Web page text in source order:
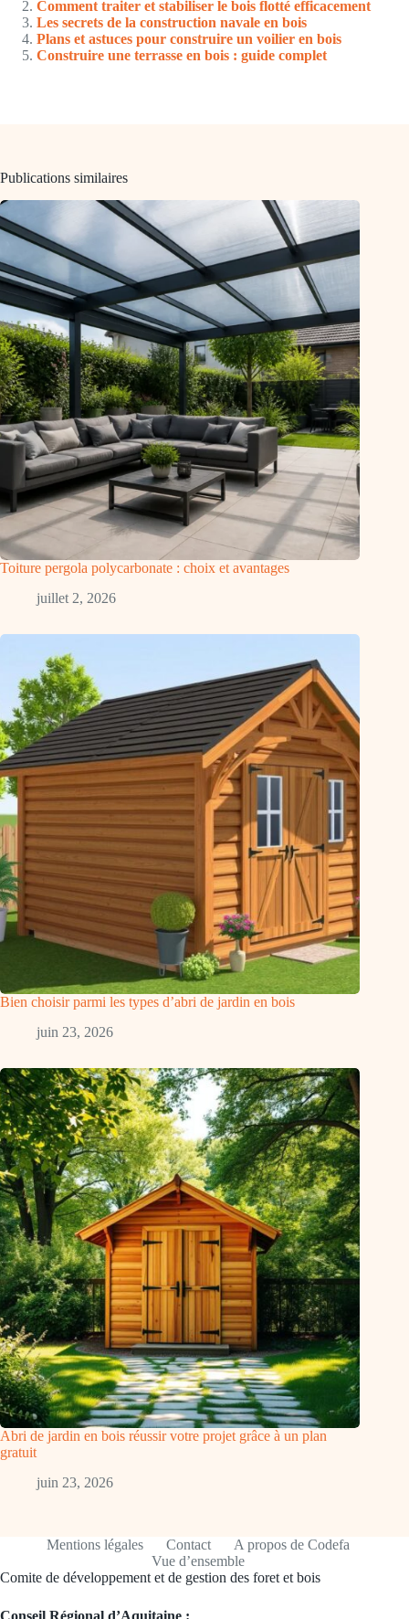
Comment traiter et stabiliser le bois flotté efficacement
Les secrets de la construction navale en bois
Plans et astuces pour construire un voilier en bois
Construire une terrasse en bois : guide complet
Publications similaires
Toiture pergola polycarbonate : choix et avantages
juillet 2, 2026
Bien choisir parmi les types d’abri de jardin en bois
juin 23, 2026
Abri de jardin en bois réussir votre projet grâce à un plan
gratuit
juin 23, 2026
Mentions légales Contact
A propos de Codefa
Vue d’ensemble
Comite de développement et de gestion des foret et bois
Conseil Régional d’Aquitaine :